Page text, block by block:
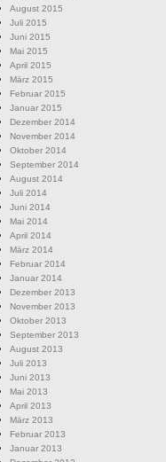
August 2015
Juli 2015
Juni 2015
Mai 2015
April 2015
März 2015
Februar 2015
Januar 2015
Dezember 2014
November 2014
Oktober 2014
September 2014
August 2014
Juli 2014
Juni 2014
Mai 2014
April 2014
März 2014
Februar 2014
Januar 2014
Dezember 2013
November 2013
Oktober 2013
September 2013
August 2013
Juli 2013
Juni 2013
Mai 2013
April 2013
März 2013
Februar 2013
Januar 2013